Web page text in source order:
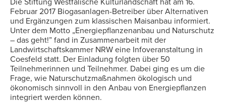
Die Stiftung Westfälische Kulturlandschaft hat am 16.
Februar 2017 Biogasanlagen-Betreiber über Alternativen
und Ergänzungen zum klassischen Maisanbau informiert.
Unter dem Motto „Energiepflanzenanbau und Naturschutz
– das geht!” fand in Zusammenarbeit mit der
Landwirtschaftskammer NRW eine Infoveranstaltung in
Coesfeld statt. Der Einladung folgten über 50
Teilnehmerinnen und Teilnehmer. Dabei ging es um die
Frage, wie Naturschutzmaßnahmen ökologisch und
ökonomisch sinnvoll in den Anbau von Energiepflanzen
integriert werden können.